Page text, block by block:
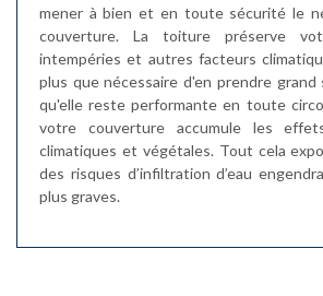
mener à bien et en toute sécurité le
couverture. La toiture préserve
intempéries et autres facteurs
plus que nécessaire d'en prendre
qu'elle reste performante en toute
votre couverture accumule les
climatiques et végétales. Tout cela
des risques d’infiltration d’eau
plus graves.